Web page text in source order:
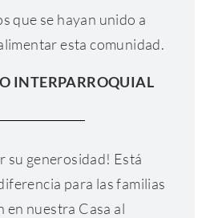
que se hayan unido a
esta comunidad.
INTERPARROQUIAL
su generosidad! Está
para las familias
en nuestra Casa al